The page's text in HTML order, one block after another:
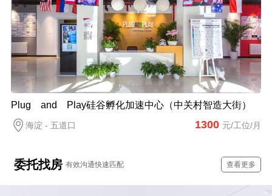
Plug and Play硅谷孵化加速中心（中关村智造大街）
海淀 - 五道口 1300 元/工位/月
委托找房 有效沟通快速匹配 查看更多